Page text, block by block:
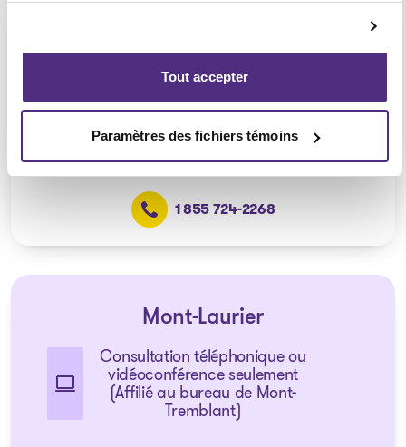
Tout accepter
Paramètres des fichiers témoins
Consultation téléphonique ou
vidéoconférence seulement
(Affilié au bureau de Mont-
Tremblant)
1 855 724-2268
Mont-Laurier
Consultation téléphonique ou
vidéoconférence seulement
(Affilié au bureau de Mont-
Tremblant)